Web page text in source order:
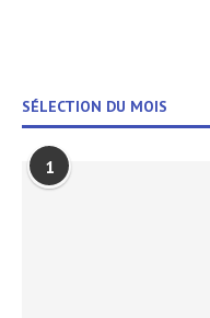
SÉLECTION DU MOIS
1